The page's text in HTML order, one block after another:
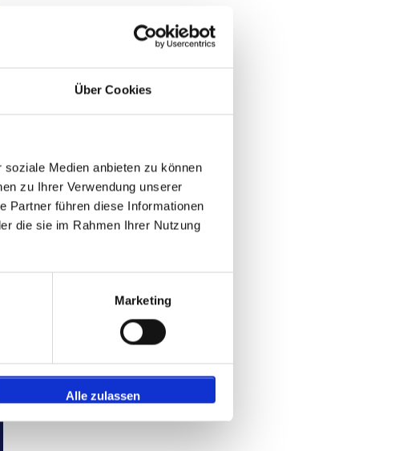
Über Cookies
Medien anbieten zu können
zu Ihrer Verwendung unserer
Partner führen diese Informationen
die sie im Rahmen Ihrer Nutzung
Marketing
Alle zulassen